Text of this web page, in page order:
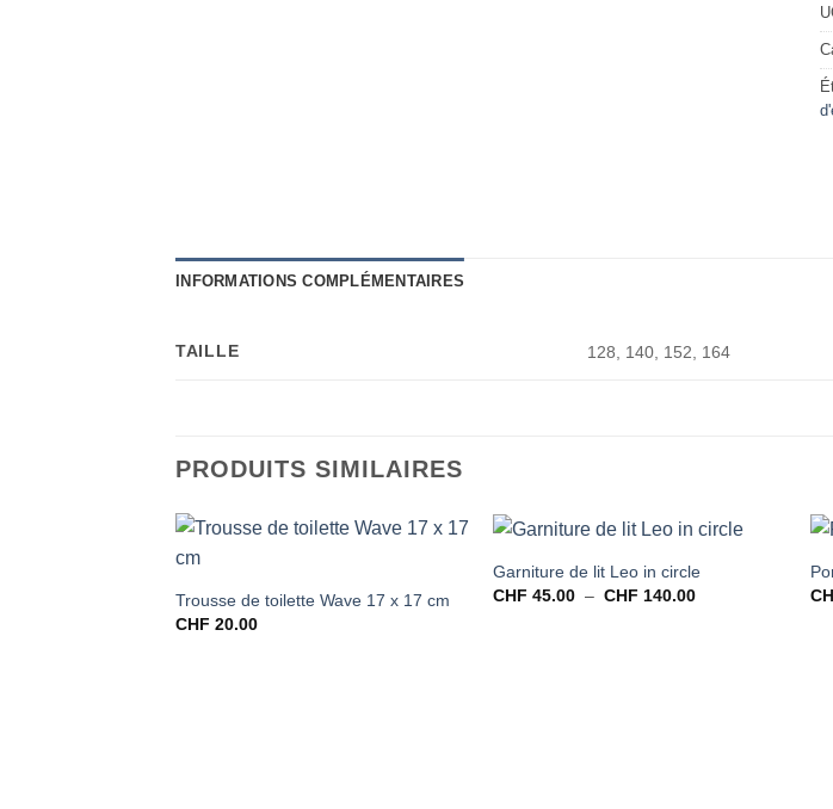
INFORMATIONS COMPLÉMENTAIRES
TAILLE 128, 140, 152, 164
PRODUITS SIMILAIRES
Trousse de toilette Wave 17 x 17 cm
CHF 20.00
Garniture de lit Leo in circle
CHF 45.00 – CHF 140.00Plage